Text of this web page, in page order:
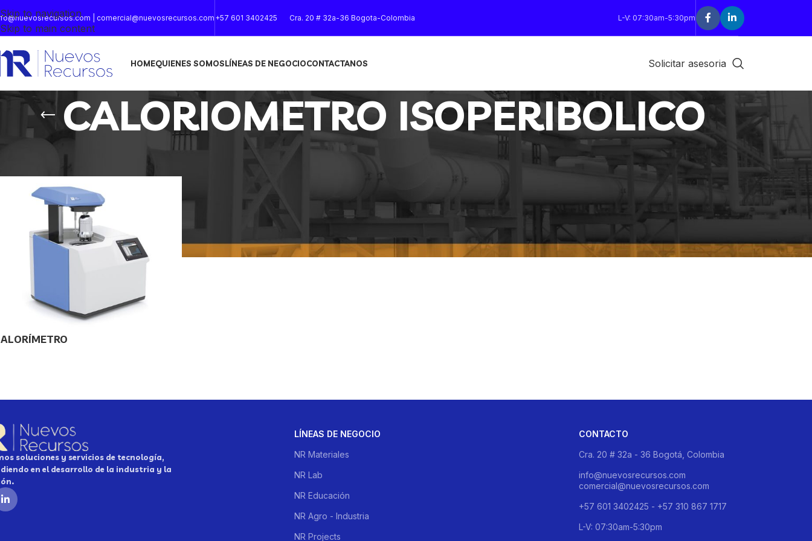
Skip to navigation
Skip to main content
| comercial@nuevosrecursos.com +57 601 3402425 Cra. 20 # 32a-36 Bogota-Colombia L-V: 07:30am-5:30pm
HOMEQUIENES SOMOSLÍNEAS DE NEGOCIOCONTACTANOS Solicitar asesoria
CALORIOMETRO ISOPERIBOLICO
18
soluciones y servicios de tecnología,
en el desarrollo de la industria y la
LÍNEAS DE NEGOCIO
NR Materiales
NR Lab
NR Educación
NR Agro - Industria
NR Projects
CONTACTO
Cra. 20 # 32a - 36 Bogotá, Colombia
info@nuevosrecursos.com
comercial@nuevosrecursos.com
+57 601 3402425 - +57 310 867 1717
L-V: 07:30am-5:30pm